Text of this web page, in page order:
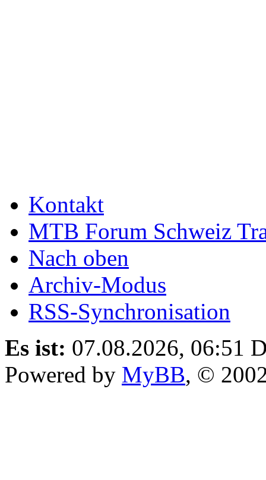
Kontakt
MTB Forum Schweiz
Nach oben
Archiv-Modus
RSS-Synchronisation
Es ist: 07.08.2026, 06:51
Powered by MyBB, ©